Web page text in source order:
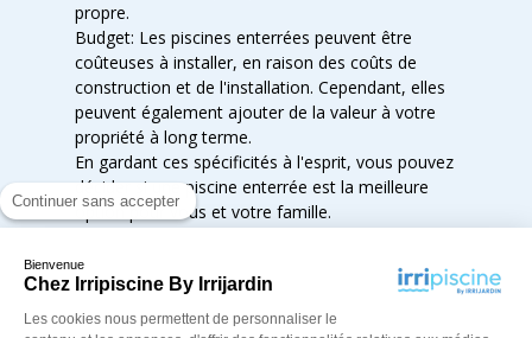
Continuer sans accepter
Bienvenue
Chez Irripiscine By Irrijardin
Les cookies nous permettent de personnaliser le
propre.
Budget: Les piscines enterrées peuvent être
coûteuses à installer, en raison des coûts de
construction et de l'installation. Cependant, elles
peuvent également ajouter de la valeur à votre
propriété à long terme.
En gardant ces spécificités à l'esprit, vous pouvez
décider si une piscine enterrée est la meilleure
option pour vous et votre famille.
La piscine hors sol